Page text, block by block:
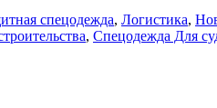
спецодежда, Логистика,
, Спецодежда Для